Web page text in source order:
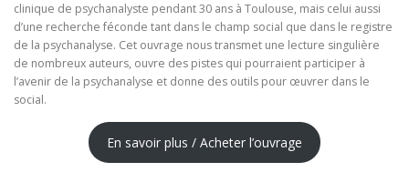
clinique de psychanalyste pendant 30 ans à Toulouse, mais celui aussi
d’une recherche féconde tant dans le champ social que dans le registre
de la psychanalyse. Cet ouvrage nous transmet une lecture singulière
de nombreux auteurs, ouvre des pistes qui pourraient participer à
l’avenir de la psychanalyse et donne des outils pour œuvrer dans le
social.
En savoir plus / Acheter l’ouvrage